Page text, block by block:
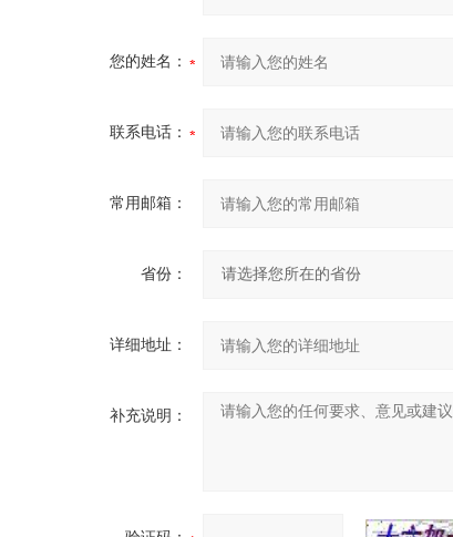
您的姓名：
联系电话：
常用邮箱：
省份：
详细地址：
补充说明：